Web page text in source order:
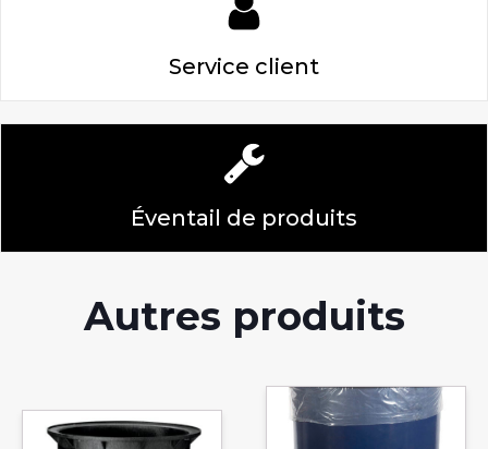
Service client
Éventail de produits
Autres produits